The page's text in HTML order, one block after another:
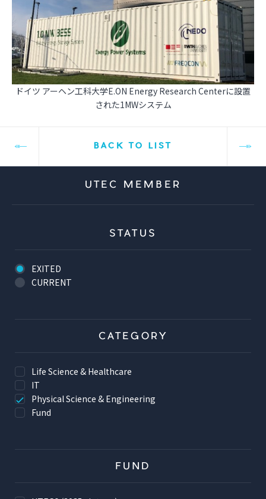
ドイツ アーヘン工科大学E.ON Energy Research Centerに設置
された1MWシステム
BACK TO LIST
UTEC MEMBER
STATUS
EXITED
CURRENT
CATEGORY
Life Science & Healthcare
IT
Physical Science & Engineering
Fund
FUND